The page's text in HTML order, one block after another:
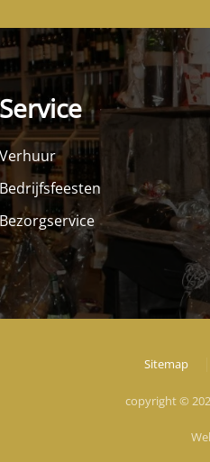
Service
Verhuur
Bedrijfsfeesten
Bezorgservice
Sitemap
copyright ©